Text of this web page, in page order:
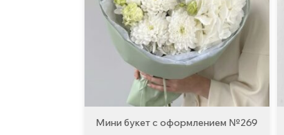
Мини букет с оформлением №269